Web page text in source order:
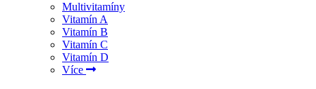
Multivitamíny
Vitamín A
Vitamín B
Vitamín C
Vitamín D
Více